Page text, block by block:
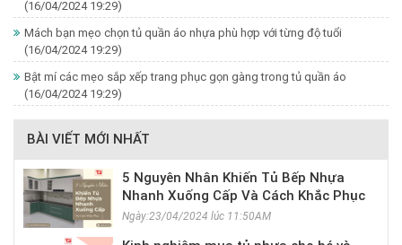
(16/04/2024 19:29)
Mách bạn mẹo chọn tủ quần áo nhựa phù hợp với từng độ tuổi
(16/04/2024 19:29)
Bật mí các mẹo sắp xếp trang phục gọn gàng trong tủ quần áo
(16/04/2024 19:29)
BÀI VIẾT MỚI NHẤT
5 Nguyên Nhân Khiến Tủ Bếp Nhựa
Nhanh Xuống Cấp Và Cách Khắc Phục
Ngày:23/04/2024 lúc 11:50AM